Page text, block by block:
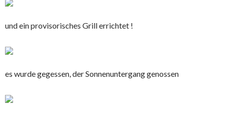
und ein provisorisches Grill errichtet !
es wurde gegessen, der Sonnenuntergang genossen